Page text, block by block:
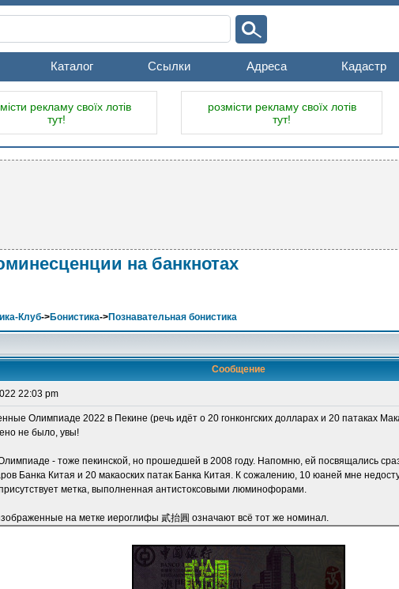
Каталог Ссылки Адреса Кадастр
рекламу своїх лотів
тут!
розмісти рекламу своїх лотів
тут!
на банкнотах
Клуб->Бонистика->Познавательная бонистика
Сообщение
22:03 pm
Олимпиаде 2022 в Пекине (речь идёт о 20 гонконгских долларах и 20 патаках
не было, увы!
- тоже пекинской, но прошедшей в 2008 году. Напомню, ей посвящались
Банка Китая и 20 макаоских патак Банка Китая. К сожалению, 10 юаней мне
метка, выполненная антистоксовыми люминофорами.
на метке иероглифы 貳抬圓 означают всё тот же номинал.